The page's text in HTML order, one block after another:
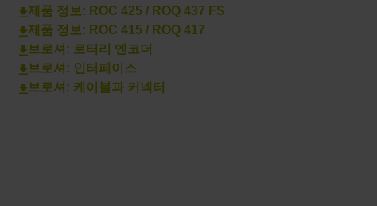
제품 정보: ROC 425 / ROQ 437 FS
제품 정보: ROC 415 / ROQ 417
브로셔: 로터리 엔코더
브로셔: 인터페이스
브로셔: 케이블과 커넥터